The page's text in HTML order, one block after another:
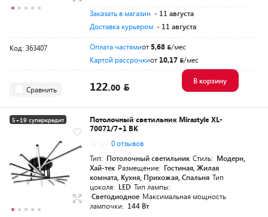
Заказать в магазин - 11 августа
Доставка курьером - 11 августа
Код: 363407 Оплата частямиот 5,68
/мес
Картой рассрочкиот 10,17 /мес
Сравнить 122.00
В корзину
5+19 суперкредит
Потолочный светильник Mirastyle XL-
70071/7+1 BK
0 отзывов
Тип: Потолочный светильник Стиль: Модерн,
Хай-тек Размещение: Гостиная, Жилая
комната, Кухня, Прихожая, Спальня Тип
цоколя: LED Тип лампы:
Светодиодное Максимальная мощность
лампочки: 144 Вт